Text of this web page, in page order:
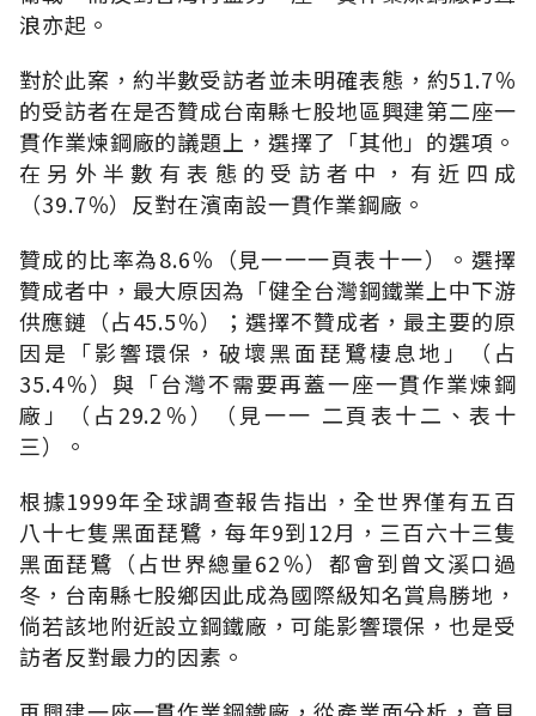
浪亦起。
對於此案，約半數受訪者並未明確表態，約51.7％
的受訪者在是否贊成台南縣七股地區興建第二座一
貫作業煉鋼廠的議題上，選擇了「其他」的選項。
在另外半數有表態的受訪者中，有近四成
（39.7％）反對在濱南設一貫作業鋼廠。
贊成的比率為8.6％（見一一一頁表十一）。選擇
贊成者中，最大原因為「健全台灣鋼鐵業上中下游
供應鏈（占45.5％）；選擇不贊成者，最主要的原
因是「影響環保，破壞黑面琵鷺棲息地」（占
35.4％）與「台灣不需要再蓋一座一貫作業煉鋼
廠」（占29.2％）（見一一 二頁表十二、表十
三）。
根據1999年全球調查報告指出，全世界僅有五百
八十七隻黑面琵鷺，每年9到12月，三百六十三隻
黑面琵鷺（占世界總量62％）都會到曾文溪口過
冬，台南縣七股鄉因此成為國際級知名賞鳥勝地，
倘若該地附近設立鋼鐵廠，可能影響環保，也是受
訪者反對最力的因素。